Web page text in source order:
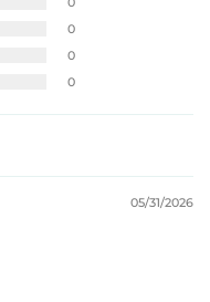
0
0
0
05/31/2026